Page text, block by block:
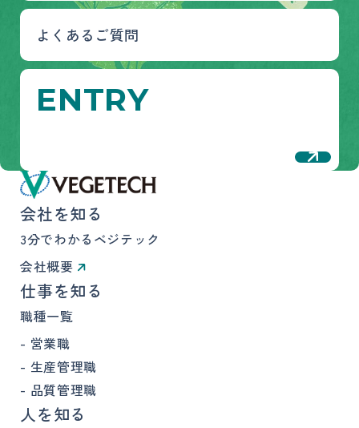
よくあるご質問
ENTRY
株式会社ベジテック
会社を知る
3分でわかるベジテック
会社概要
仕事を知る
職種一覧
営業職
生産管理職
品質管理職
人を知る
ページトップへ